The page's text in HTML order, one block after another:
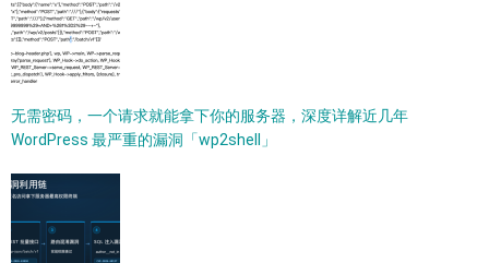
无需密码，一个请求就能拿下你的服务器，深度详解近几年
WordPress 最严重的漏洞「wp2shell」